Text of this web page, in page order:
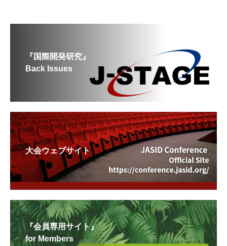
『国際開発研究』
Back Issues
大会ウェブサイト
『会員専用サイト』
for Members